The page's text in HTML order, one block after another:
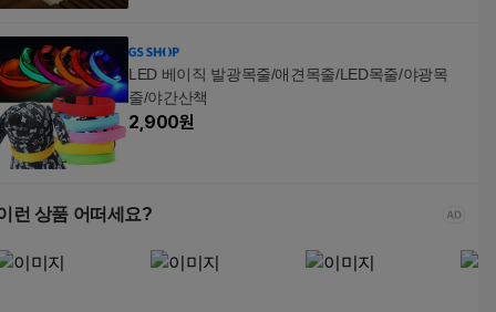
LED 베이직 발광목줄/애견목줄/LED목줄/야광목
줄/야간산책
2,900원
런 상품 어떠세요?